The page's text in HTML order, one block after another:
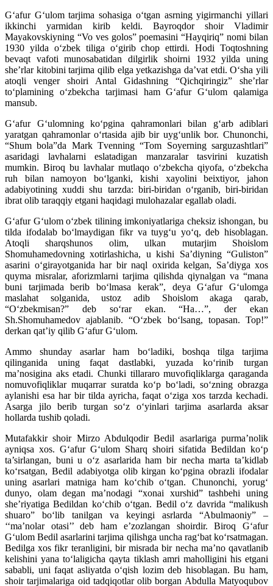
G‘afur G‘ulom tarjima sohasiga o‘tgan asrning yigirmanchi yillari
ikkinchi yarmidan kirib keldi. Bayroqdor shoir Vladimir
Mayakovskiyning “Vo ves golos” poemasini “Hayqiriq” nomi bilan
1930 yilda o‘zbek tiliga o‘girib chop ettirdi. Hodi Toqtoshning
bevaqt vafoti munosabatidan dilgirlik shoirni 1932 yilda uning
she’rlar kitobini tarjima qilib elga yetkazishga da’vat etdi. O‘sha yili
atoqli venger shoiri Antal Gidashning “Qichqiringiz” she’rlar
to‘plamining o‘zbekcha tarjimasi ham G‘afur G‘ulom qalamiga
mansub.
G‘afur G‘ulomning ko‘pgina qahramonlari bilan g‘arb adiblari
yaratgan qahramonlar o‘rtasida ajib bir uyg‘unlik bor. Chunonchi,
“Shum bola”da Mark Tvenning “Tom Soyerning sarguzashtlari”
asaridagi lavhalarni eslatadigan manzaralar tasvirini kuzatish
mumkin. Biroq bu lavhalar mutlaqo o‘zbekcha qiyofa, o‘zbekcha
ruh bilan namoyon bo‘lganki, kishi xayolini beixtiyor, jahon
adabiyotining xuddi shu tarzda: biri-biridan o‘rganib, biri-biridan
ibrat olib taraqqiy etgani haqidagi mulohazalar egallab oladi.
G‘afur G‘ulom o‘zbek tilining imkoniyatlariga cheksiz ishongan, bu
tilda ifodalab bo‘lmaydigan fikr va tuyg‘u yo‘q, deb hisoblagan.
Atoqli sharqshunos olim, ulkan mutarjim Shoislom
Shomuhamedovning xotirlashicha, u kishi Sa’diyning “Guliston”
asarini o‘girayotganida har bir naql oxirida kelgan, Sa’diyga xos
quyma misralar, aforizmlarni tarjima qilishda qiynalgan va “mana
buni tarjimada berib bo‘lmasa kerak”, deya G‘afur G‘ulomga
maslahat solganida, ustoz adib Shoislom akaga qarab,
“O‘zbekmisan?” deb so‘rar ekan. “Ha…”, der ekan
Sh.Shomuhamedov ajablanib. “O‘zbek bo‘lsang, topasan. Top!”
derkan qat’iy qilib G‘afur G‘ulom.
Ammo shunday asarlar ham bo‘ladiki, boshqa tilga tarjima
qilinganida uning faqat dastlabki, yuzada ko‘rinib turgan
ma’nosigina aks etadi. Chunki tillararo muvofiqliklarga qaraganda
nomuvofiqliklar muqarrar suratda ko‘p bo‘ladi, so‘zning obrazga
aylanishi esa har bir tilda ayricha, faqat o‘ziga xos tarzda kechadi.
Asarga jilo berib turgan so‘z o‘yinlari tarjima asarlarda aksar
hollarda tushib qoladi.
Mutafakkir shoir Mirzo Abdulqodir Bedil asarlariga purma’nolik
ayniqsa xos. G‘afur G‘ulom Sharq shoiri sifatida Bedildan ko‘p
ta’sirlangan, buni u o‘z asarlarida ham bir necha marta ta’kidlab
ko‘rsatgan, Bedil adabiyotga olib kirgan ko‘pgina obrazli ifodalar
uning asarlari matniga ham ko‘chib o‘tgan. Chunonchi, yorug‘
dunyo, olam degan ma’nodagi “xonai xurshid” tashbehi uning
she’riyatiga Bedildan ko‘chib o‘tgan. Bedil o‘z davrida “malikush
shuaro” bo‘lib tanilgan va keyingi asrlarda “Abulmaoniy” –
‘‘ma’nolar otasi’’ deb ham e’zozlangan shoirdir. Biroq G‘afur
G‘ulom Bedil asarlarini tarjima qilishga uncha rag‘bat ko‘rsatmagan.
Bedilga xos fikr teranligini, bir misrada bir necha ma’no qavatlanib
kelishini yana to‘laligicha qayta tiklash amri maholligini his etgani
sababli, uni faqat asliyatda o‘qish lozim deb hisoblagan. Bu ham,
shoir tarjimalariga oid tadqiqotlar olib borgan Abdulla Matyoqubov